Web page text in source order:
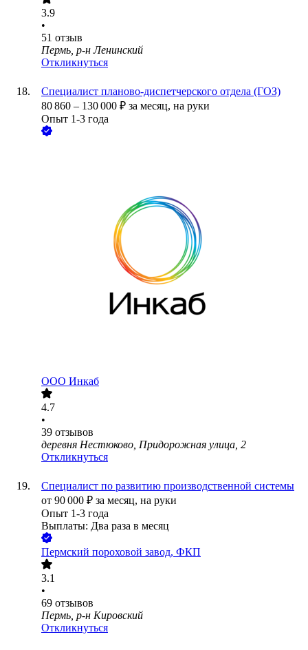
3.9
•
51 отзыв
Пермь, р-н Ленинский
Откликнуться
Специалист планово-диспетчерского отдела (ГОЗ)
80 860 – 130 000 ₽ за месяц, на руки
Опыт 1-3 года
ООО Инкаб
4.7
•
39 отзывов
деревня Нестюково, Придорожная улица, 2
Откликнуться
Специалист по развитию производственной системы
от 90 000 ₽ за месяц, на руки
Опыт 1-3 года
Выплаты: Два раза в месяц
Пермский пороховой завод, ФКП
3.1
•
69 отзывов
Пермь, р-н Кировский
Откликнуться